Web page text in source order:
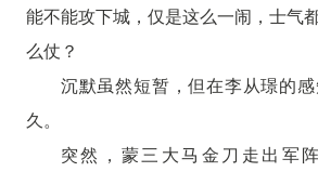
能不能攻下城，仅是这么一闹，士气
么仗？
沉默虽然短暂，但在李从璟的
久。
突然，蒙三大马金刀走出军